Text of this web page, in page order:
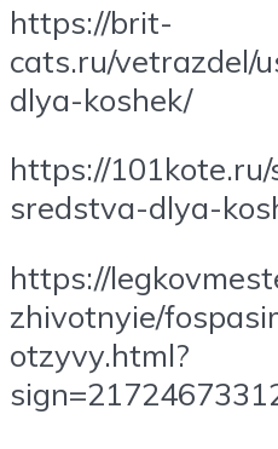
https://brit-
cats.ru/vetrazdel/
dlya-koshek/
https://
sredstva-dlya-
https://
zhivotnyie/
otzyvy.html?